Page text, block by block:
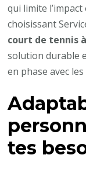
qui limite
choisissant
court de tennis
solution durable
en phase avec
tes